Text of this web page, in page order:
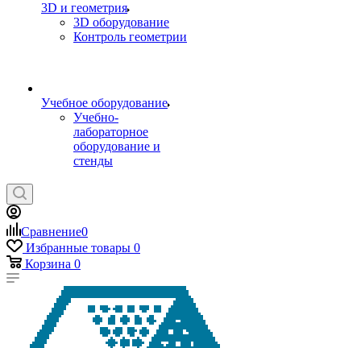
3D и геометрия
3D оборудование
Контроль геометрии
Учебное оборудование
Учебно-
лабораторное
оборудование и
стенды
Сравнение0
Избранные товары 0
Корзина 0